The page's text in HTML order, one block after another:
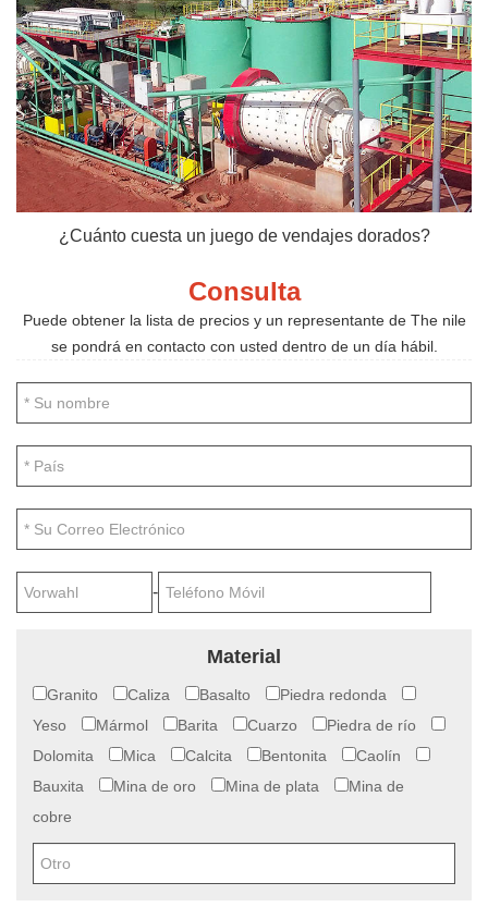
¿Cuánto cuesta un juego de vendajes dorados?
Consulta
Puede obtener la lista de precios y un representante de The nile
se pondrá en contacto con usted dentro de un día hábil.
-
Material
Granito Caliza Basalto
Piedra redonda
Yeso
Mármol Barita Cuarzo
Piedra de río
Dolomita
Mica Calcita Bentonita
Caolín
Bauxita
Mina de oro Mina de plata
Mina de
cobre